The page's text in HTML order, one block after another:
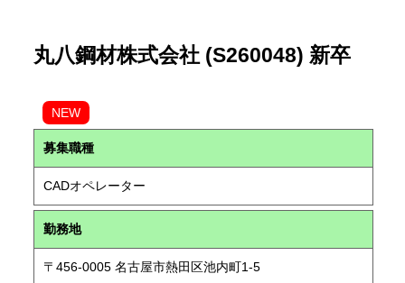
丸八鋼材株式会社 (S260048) 新卒
NEW
募集職種
CADオペレーター
勤務地
〒456-0005 名古屋市熱田区池内町1-5